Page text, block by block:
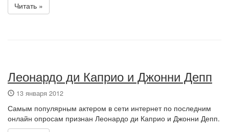
Читать »
Леонардо ди Каприо и Джонни Депп
13 января 2012
Самым популярным актером в сети интернет по последним
онлайн опросам признан Леонардо ди Каприо и Джонни Депп.